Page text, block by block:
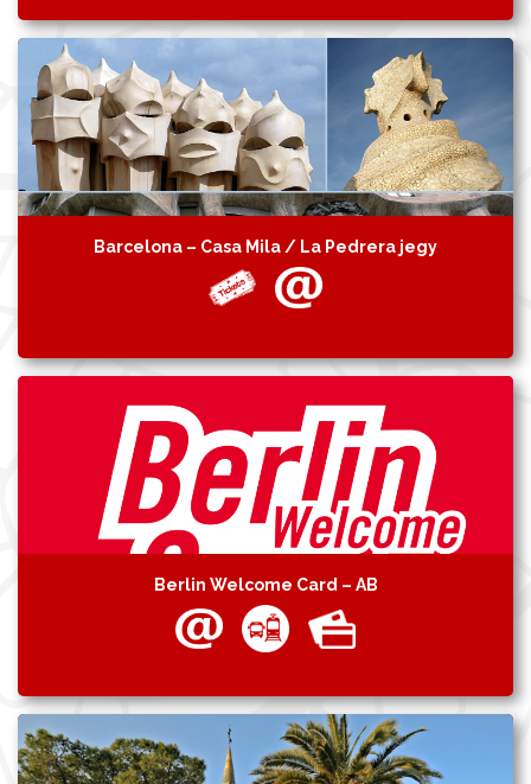
Barcelona – Casa Mila / La Pedrera jegy
Berlin Welcome Card – AB